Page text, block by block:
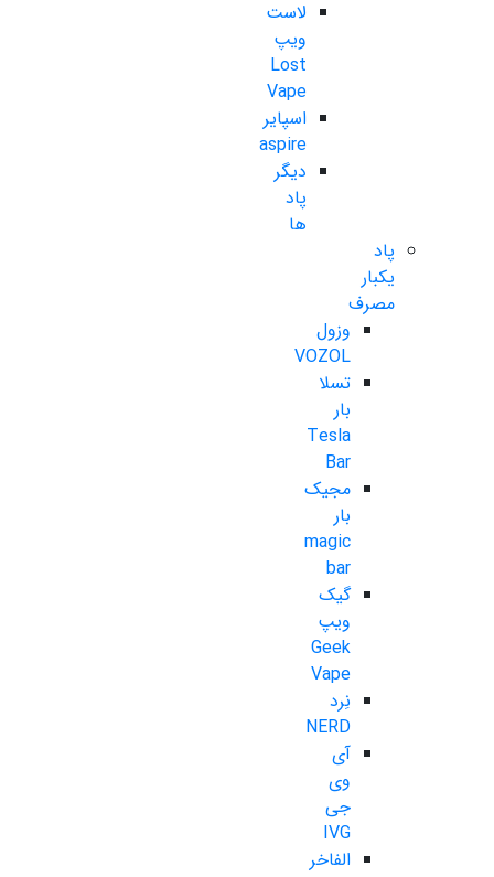
لاست
ویپ
Lost
Vape
اسپایر
aspire
دیگر
پاد
ها
پاد
یکبار
مصرف
وزول
VOZOL
تسلا
بار
Tesla
Bar
مجیک
بار
magic
bar
گیک
ویپ
Geek
Vape
نِرد
NERD
آی
وی
جی
IVG
الفاخر